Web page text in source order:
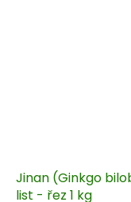
Jinan (Ginkgo
list - řez 1 kg